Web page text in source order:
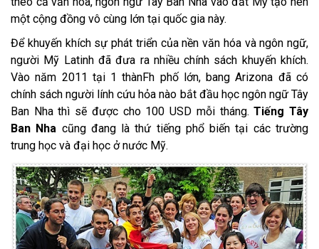
một cộng đồng vô cùng lớn tại quốc gia này.
Để khuyến khích sự phát triển của nền văn hóa và ngôn ngữ,
người Mỹ Latinh đã đưa ra nhiều chính sách khuyến khích.
Vào năm 2011 tại 1 thànFh phố lớn, bang Arizona đã có
chính sách người lính cứu hỏa nào bắt đầu học ngôn ngữ Tây
Ban Nha thì sẽ được cho 100 USD mỗi tháng.Tiếng Tây
Ban Nha cũng đang là thứ tiếng phổ biến tại các trường
trung học và đại học ở nước Mỹ.